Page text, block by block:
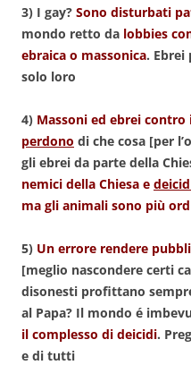
3) I gay? Sono disturbati
mondo retto da lobbies
ebraica o massonica. Ebrei
solo loro
4) Massoni ed ebrei contro
perdono di che cosa [per
gli ebrei da parte della
nemici della Chiesa e
ma gli animali sono più
5) Un errore rendere
[meglio nascondere certi
disonesti profittano
al Papa? Il mondo é
il complesso di deicidi.
e di tutti